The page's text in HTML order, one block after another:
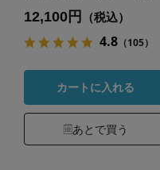
12,100円 （税込）
4.8（105）
カートに入れる
あとで買う